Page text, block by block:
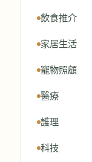
飲食推介
家居生活
寵物照顧
醫療
護理
科技